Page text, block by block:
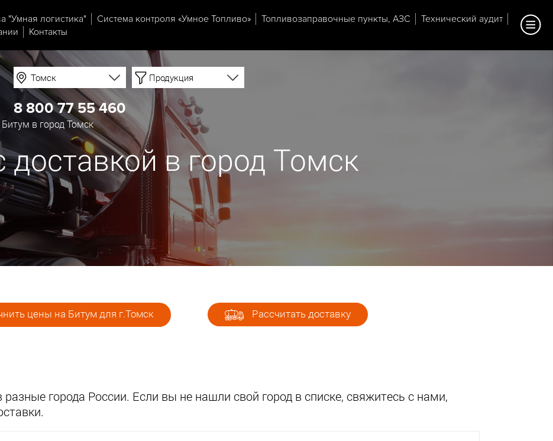
"Умная логистика" Система контроля «Умное Топливо» Топливозаправочные пункты, АЗС
Технический аудит
Контакты
Томск Продукция
8 800 77 55 460
в город Томск
в город Томск
цены на Битум для г.Томск Рассчитать доставку
города России. Если вы не нашли свой город в списке, свяжитесь с нами,